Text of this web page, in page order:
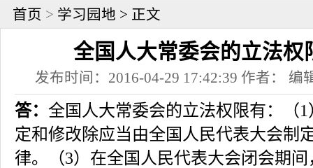
首页 > 学习园地 > 正文
全国人大常委会的立法权
发布时间：2016-04-29 17:42:39 作者： 编
答： 全国人大常委会的立法权限有：（
定和修改除应当由全国人民代表大会制
律。（3）在全国人民代表大会闭会期